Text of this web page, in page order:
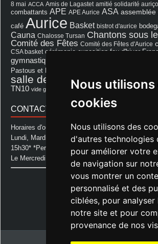
Nous utilisons
cookies
Nous utilisons des
d'autres technologies
pour améliorer votre
de navigation sur
vous montrer un
personnalisé et des
ciblées, pour
notre site et pour
provenance de nos
8 mai ACCA Amis de Lagastet amitié solidarité
combattants APE APE Aurice ASA assemblée
café Aurice Basket bistrot d'aurice
Cauna Chalosse Tursan Chantons sous
Comité des Fêtes Comité des Fêtes d'Aurice
CSA basket cérémonie exposition feu d'hiver
gymnastique volontaire
Pastous et Pastourettes
salle des fêtes salle des fêtes d'aurice
TN10 vide grenier Voeux école
CONTACT MAIRIE
Horaires d'ouverture de la Mairie:
Lundi, Mardi, Jeudi et Vendredi : de 08h00 à
15h30* *Permanence téléphonique jusqu'à 17h00
Le Mercredi : de 08h00 à 11h00
Mairie d'Aurice
14 Avenue des Pastous
Tel : 05 58 76 06 50
Plus d'infos »